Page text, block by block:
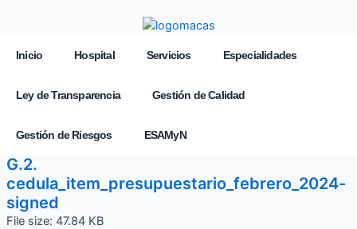
Inicio Hospital Servicios Especialidades
Ley de Transparencia Gestión de Calidad
Gestión de Riesgos ESAMyN
G.2.
cedula_item_presupuestario_febrero_2024-
signed
File size: 47.84 KB